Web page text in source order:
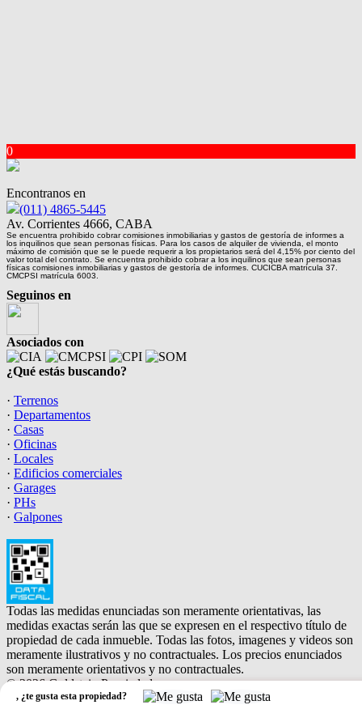
, ¿te gusta esta propiedad?
0
Encontranos en
(011) 4865-5445
Av. Corrientes 4666, CABA
Se encuentra prohibido cobrar comisiones inmobiliarias y gastos de gestoría de informes a
los inquilinos que sean personas físicas. Para los casos de alquiler de vivienda, el monto
máximo de comisión que se le puede requerir a los propietarios será del 4,15% por ciento del
valor total del contrato. Se encuentra prohibido cobrar a los inquilinos que sean personas
físicas comisiones inmobiliarias y gastos de gestoría de informes. CUCICBA matrícula 37.
CMCPSI matrícula 6003.
Seguinos en
Asociados con
¿Qué estás buscando?
· Terrenos
· Departamentos
· Casas
· Oficinas
· Locales
· Edificios comerciales
· Garages
· PHs
· Galpones
Todas las medidas enunciadas son meramente orientativas, las
medidas exactas serán las que se expresen en el respectivo título de
propiedad de cada inmueble. Todas las fotos, imagenes y videos son
meramente ilustrativos y no contractuales. Los precios enunciados
son meramente orientativos y no contractuales.
© 2026 Goldstein Propiedades.
Software Inmobiliario - Tokko Broker